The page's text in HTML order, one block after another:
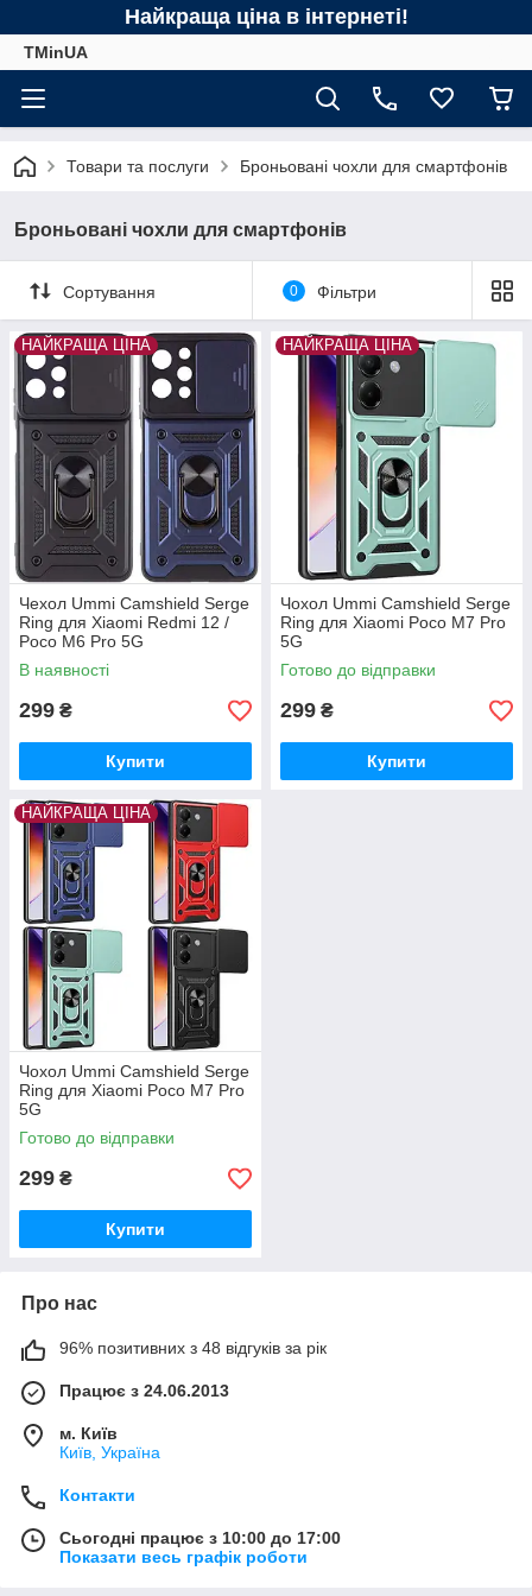
Найкраща ціна в інтернеті!
TMinUA
Товари та послуги Броньовані чохли для смартфонів
Броньовані чохли для смартфонів
Сортування 0 Фільтри
НАЙКРАЩА ЦІНА
Чехол Ummi Camshield Serge
Ring для Xiaomi Redmi 12 /
Poco M6 Pro 5G
В наявності
299 ₴
Купити
НАЙКРАЩА ЦІНА
Чохол Ummi Camshield Serge
Ring для Xiaomi Poco M7 Pro
5G
Готово до відправки
299 ₴
Купити
НАЙКРАЩА ЦІНА
Чохол Ummi Camshield Serge
Ring для Xiaomi Poco M7 Pro
5G
Готово до відправки
299 ₴
Купити
Про нас
96% позитивних з 48 відгуків за рік
Працює з 24.06.2013
м. Київ
Київ, Україна
Контакти
Сьогодні працює з 10:00 до 17:00
Показати весь графік роботи